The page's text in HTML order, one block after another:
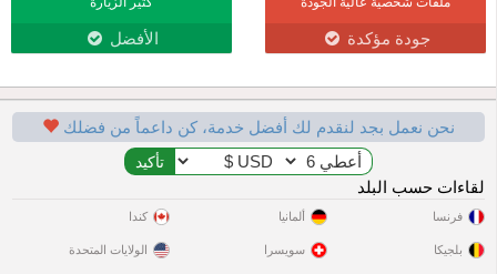
جودة مؤكدة الأفضل
نحن نعمل بجد لنقدم لك أفضل خدمة، كن داعماً من فضلك
لقاءات حسب البلد
فرنسا
بلجيكا
ألمانيا
سويسرا
كندا
الولايات المتحدة